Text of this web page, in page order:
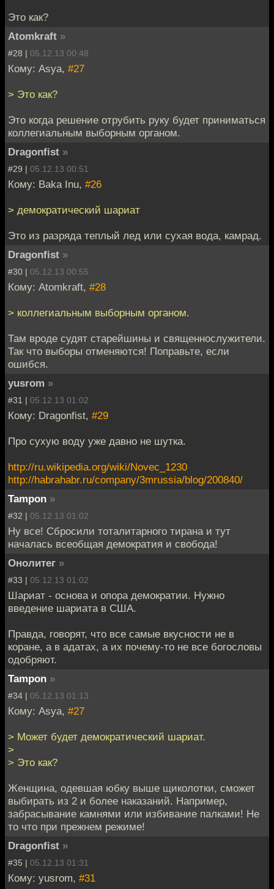
Это как?
Atomkraft »
#28 | 05.12.13 00:48
Кому: Asya, #27
> Это как?
Это когда решение отрубить руку будет приниматься
коллегиальным выборным органом.
Dragonfist »
#29 | 05.12.13 00:51
Кому: Baka Inu, #26
> демократический шариат
Это из разряда теплый лед или сухая вода, камрад.
Dragonfist »
#30 | 05.12.13 00:55
Кому: Atomkraft, #28
> коллегиальным выборным органом.
Там вроде судят старейшины и священнослужители.
Так что выборы отменяются! Поправьте, если
ошибся.
yusrom »
#31 | 05.12.13 01:02
Кому: Dragonfist, #29
Про сухую воду уже давно не шутка.
http://ru.wikipedia.org/wiki/Novec_1230
http://habrahabr.ru/company/3mrussia/blog/200840/
Tampon »
#32 | 05.12.13 01:02
Ну все! Сбросили тоталитарного тирана и тут
началась всеобщая демократия и свобода!
Онолитег »
#33 | 05.12.13 01:02
Шариат - основа и опора демократии. Нужно
введение шариата в США.
Правда, говорят, что все самые вкусности не в
коране, а в адатах, а их почему-то не все богословы
одобряют.
Tampon »
#34 | 05.12.13 01:13
Кому: Asya, #27
> Может будет демократический шариат.
>
> Это как?
Женщина, одевшая юбку выше щиколотки, сможет
выбирать из 2 и более наказаний. Например,
забрасывание камнями или избивание палками! Не
то что при прежнем режиме!
Dragonfist »
#35 | 05.12.13 01:31
Кому: yusrom, #31